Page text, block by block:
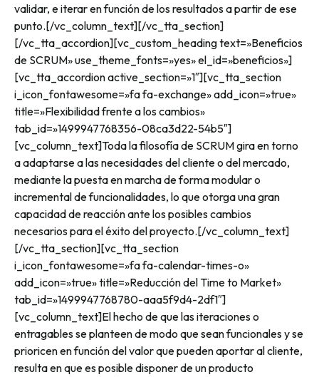
validar, e iterar en función de los resultados a partir de ese
punto.[/vc_column_text][/vc_tta_section]
[/vc_tta_accordion][vc_custom_heading text=»Beneficios
de SCRUM» use_theme_fonts=»yes» el_id=»beneficios»]
[vc_tta_accordion active_section=»1″][vc_tta_section
i_icon_fontawesome=»fa fa-exchange» add_icon=»true»
title=»Flexibilidad frente a los cambios»
tab_id=»1499947768356-08ca3d22-54b5″]
[vc_column_text]Toda la filosofía de SCRUM gira en torno
a adaptarse a las necesidades del cliente o del mercado,
mediante la puesta en marcha de forma modular o
incremental de funcionalidades, lo que otorga una gran
capacidad de reacción ante los posibles cambios
necesarios para el éxito del proyecto.[/vc_column_text]
[/vc_tta_section][vc_tta_section
i_icon_fontawesome=»fa fa-calendar-times-o»
add_icon=»true» title=»Reducción del Time to Market»
tab_id=»1499947768780-aaa5f9d4-2df1″]
[vc_column_text]El hecho de que las iteraciones o
entragables se planteen de modo que sean funcionales y se
prioricen en función del valor que pueden aportar al cliente,
resulta en que es posible disponer de un producto